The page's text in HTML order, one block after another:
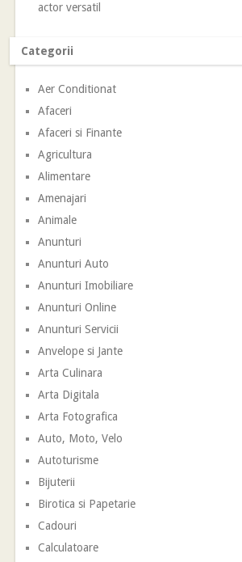
actor versatil
Categorii
Aer Conditionat
Afaceri
Afaceri si Finante
Agricultura
Alimentare
Amenajari
Animale
Anunturi
Anunturi Auto
Anunturi Imobiliare
Anunturi Online
Anunturi Servicii
Anvelope si Jante
Arta Culinara
Arta Digitala
Arta Fotografica
Auto, Moto, Velo
Autoturisme
Bijuterii
Birotica si Papetarie
Cadouri
Calculatoare